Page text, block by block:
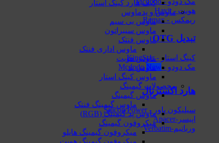
هویت - Havit
ریمکس - Remax
تبدیل OTG
کینگ استار - KingStar
مک دودو - Mcdodo
هارد اکسترنال
سیلیکون پاور - Silicon Power
اپیسر-Apacer
ورباتیم-Verbatim
کیف هارد کینگ استار
ماوس و پدماوس
ماوس بی سیم
ماوس سیبراتون
ماوس فنتک
ماوس اداری فنتک
ماوس هویت
ماوس پد
ماوس کینگ استار
محصولات گیمینگ
ماوس گیمینگ
ماوس گیمینگ فنتک
ماوس‌ پد گیمینگ (RGB)
میکروفون گیمینگ
میکروفون گیمینگ هایلو